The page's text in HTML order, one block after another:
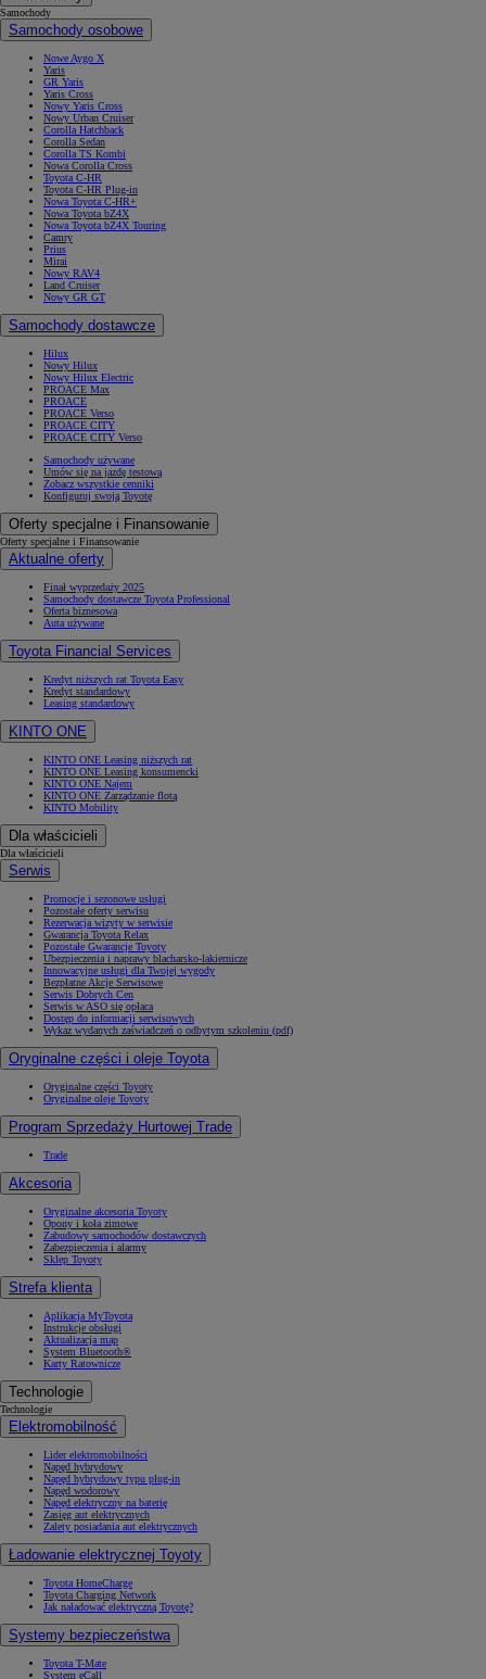
Samochody
Samochody osobowe
Nowe Aygo X
Yaris
GR Yaris
Yaris Cross
Nowy Yaris Cross
Nowy Urban Cruiser
Corolla Hatchback
Corolla Sedan
Corolla TS Kombi
Nowa Corolla Cross
Toyota C-HR
Toyota C-HR Plug-in
Nowa Toyota C-HR+
Nowa Toyota bZ4X
Nowa Toyota bZ4X Touring
Camry
Prius
Mirai
Nowy RAV4
Land Cruiser
Nowy GR GT
Samochody dostawcze
Hilux
Nowy Hilux
Nowy Hilux Electric
PROACE Max
PROACE
PROACE Verso
PROACE CITY
PROACE CITY Verso
Samochody używane
Umów się na jazdę testową
Zobacz wszystkie cenniki
Konfiguruj swoją Toyotę
Oferty specjalne i Finansowanie
Oferty specjalne i Finansowanie
Aktualne oferty
Finał wyprzedaży 2025
Samochody dostawcze Toyota Professional
Oferta biznesowa
Auta używane
Toyota Financial Services
Kredyt niższych rat Toyota Easy
Kredyt standardowy
Leasing standardowy
KINTO ONE
KINTO ONE Leasing niższych rat
KINTO ONE Leasing konsumencki
KINTO ONE Najem
KINTO ONE Zarządzanie flotą
KINTO Mobility
Dla właścicieli
Dla właścicieli
Serwis
Promocje i sezonowe usługi
Pozostałe oferty serwisu
Rezerwacja wizyty w serwisie
Gwarancja Toyota Relax
Pozostałe Gwarancje Toyoty
Ubezpieczenia i naprawy blacharsko-lakiernicze
Innowacyjne usługi dla Twojej wygody
Bezpłatne Akcje Serwisowe
Serwis Dobrych Cen
Serwis w ASO się opłaca
Dostęp do informacji serwisowych
Wykaz wydanych zaświadczeń o odbytym szkoleniu (pdf)
Oryginalne części i oleje Toyota
Oryginalne części Toyoty
Oryginalne oleje Toyoty
Program Sprzedaży Hurtowej Trade
Trade
Akcesoria
Oryginalne akcesoria Toyoty
Opony i koła zimowe
Zabudowy samochodów dostawczych
Zabezpieczenia i alarmy
Sklep Toyoty
Strefa klienta
Aplikacja MyToyota
Instrukcje obsługi
Aktualizacja map
System Bluetooth®
Karty Ratownicze
Technologie
Technologie
Elektromobilność
Lider elektromobilności
Napęd hybrydowy
Napęd hybrydowy typu plug-in
Napęd wodorowy
Napęd elektryczny na baterię
Zasięg aut elektrycznych
Zalety posiadania aut elektrycznych
Ładowanie elektrycznej Toyoty
Toyota HomeCharge
Toyota Charging Network
Jak naładować elektryczną Toyotę?
Systemy bezpieczeństwa
Toyota T-Mate
System eCall